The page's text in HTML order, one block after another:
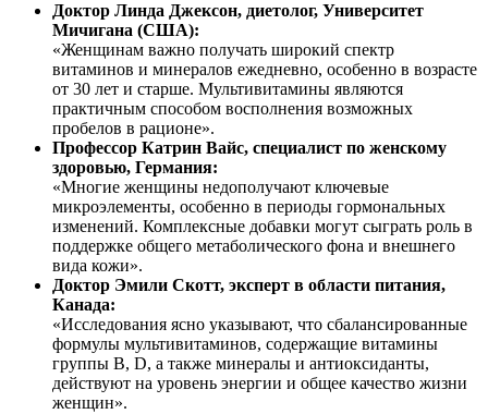
Доктор Линда Джексон, диетолог, Университет
Мичигана (США):
«Женщинам важно получать широкий спектр
витаминов и минералов ежедневно, особенно в возрасте
от 30 лет и старше. Мультивитамины являются
практичным способом восполнения возможных
пробелов в рационе».
Профессор Катрин Вайс, специалист по женскому
здоровью, Германия:
«Многие женщины недополучают ключевые
микроэлементы, особенно в периоды гормональных
изменений. Комплексные добавки могут сыграть роль в
поддержке общего метаболического фона и внешнего
вида кожи».
Доктор Эмили Скотт, эксперт в области питания,
Канада:
«Исследования ясно указывают, что сбалансированные
формулы мультивитаминов, содержащие витамины
группы B, D, а также минералы и антиоксиданты,
действуют на уровень энергии и общее качество жизни
женщин».